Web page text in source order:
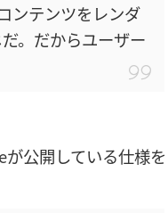
ンテンツをレンダ
。だからユーザー
が公開している仕様を